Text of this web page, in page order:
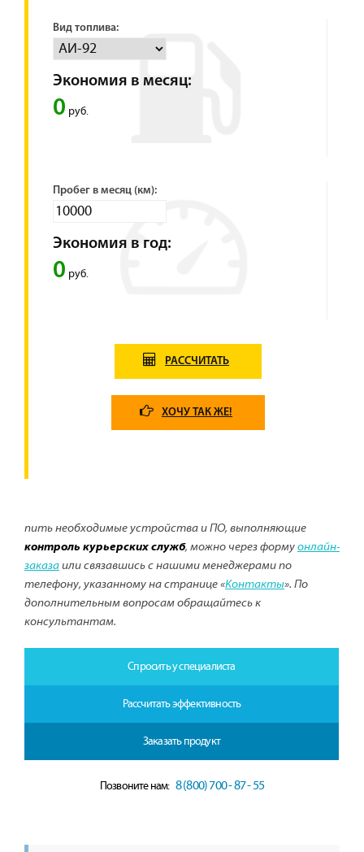
Вид топлива:
Экономия в месяц:
0 руб.
Пробег в месяц (км):
Экономия в год:
0 руб.
РАССЧИТАТЬ
ХОЧУ ТАК ЖЕ!
пить необходимые устройства и ПО, выполняющие
контроль курьерских служб, можно через форму онлайн-
заказа или связавшись с нашими менеджерами по
телефону, указанному на странице «Контакты». По
дополнительным вопросам обращайтесь к
консультантам.
Спросить у специалиста
Рассчитать эффективность
Заказать продукт
Позвоните нам: 8 (800) 700 - 87 - 55